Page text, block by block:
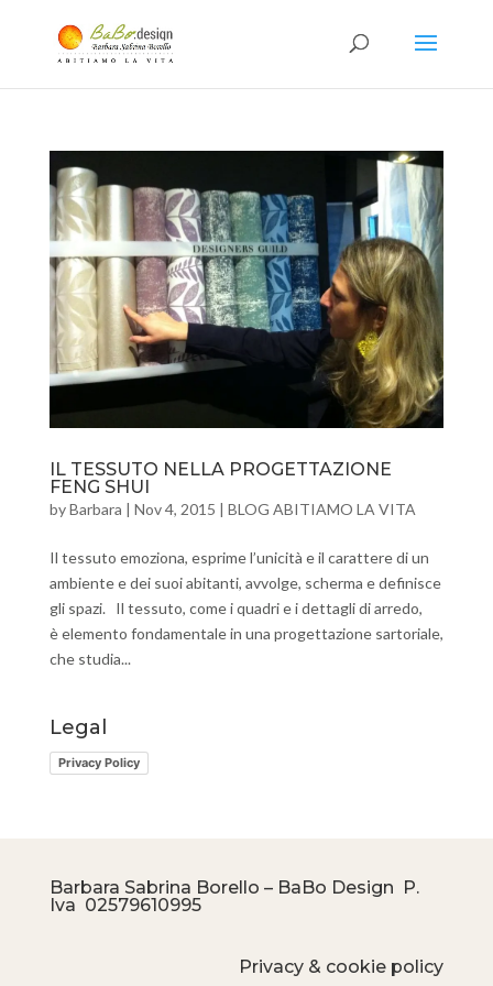
IL TESSUTO NELLA PROGETTAZIONE
FENG SHUI
byBarbara | Nov 4, 2015 | BLOG ABITIAMO LA VITA
Il tessuto emoziona, esprime l’unicità e il carattere di un
ambiente e dei suoi abitanti, avvolge, scherma e definisce
gli spazi. Il tessuto, come i quadri e i dettagli di arredo,
è elemento fondamentale in una progettazione sartoriale,
che studia...
Legal
Privacy Policy
Barbara Sabrina Borello – BaBo Design P.
Iva 02579610995
Privacy & cookie policy